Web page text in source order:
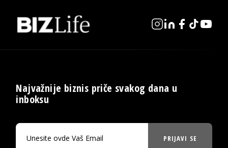
Najvažnije biznis priče svakog dana u
inboksu
PRIJAVI SE